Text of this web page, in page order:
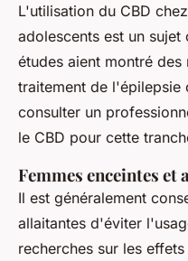
L'utilisation du CBD
adolescents est un
études aient montré
traitement de l'épilepsie
consulter un
le CBD pour cette
Femmes enceintes et
Il est généralement
allaitantes d'éviter
recherches sur les